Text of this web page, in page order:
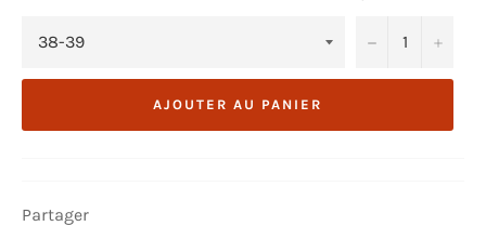
− +
AJOUTER AU PANIER
Partager